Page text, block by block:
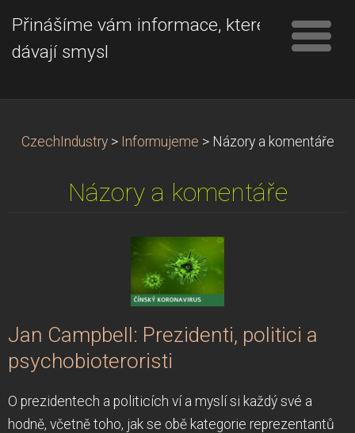
Přinášíme vám informace, které
dávají smysl
CzechIndustry > Informujeme > Názory a komentáře
Názory a komentáře
Jan Campbell: Prezidenti, politici a
psychobioteroristi
O prezidentech a politicích ví a myslí si každý své a
hodně, včetně toho, jak se obě kategorie reprezentantů